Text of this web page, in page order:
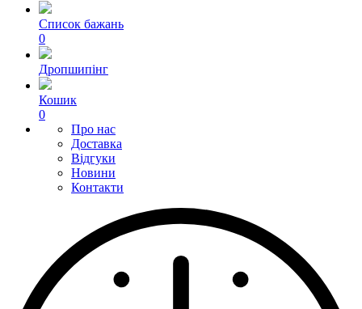
Список бажань
0
Дропшипінг
Кошик
0
Про нас
Доставка
Відгуки
Новини
Контакти